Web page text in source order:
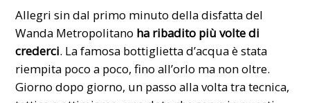
Allegri sin dal primo minuto della disfatta del
Wanda Metropolitano ha ribadito più volte di
crederci. La famosa bottiglietta d’acqua è stata
riempita poco a poco, fino all’orlo ma non oltre.
Giorno dopo giorno, un passo alla volta tra tecnica,